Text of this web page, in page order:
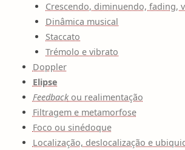
Crescendo, diminuendo, fading,
Dinâmica musical
Staccato
Trémolo e vibrato
Doppler
Elipse
Feedbackou realimentação
Filtragem e metamorfose
Foco ou sinédoque
Localização, deslocalização e